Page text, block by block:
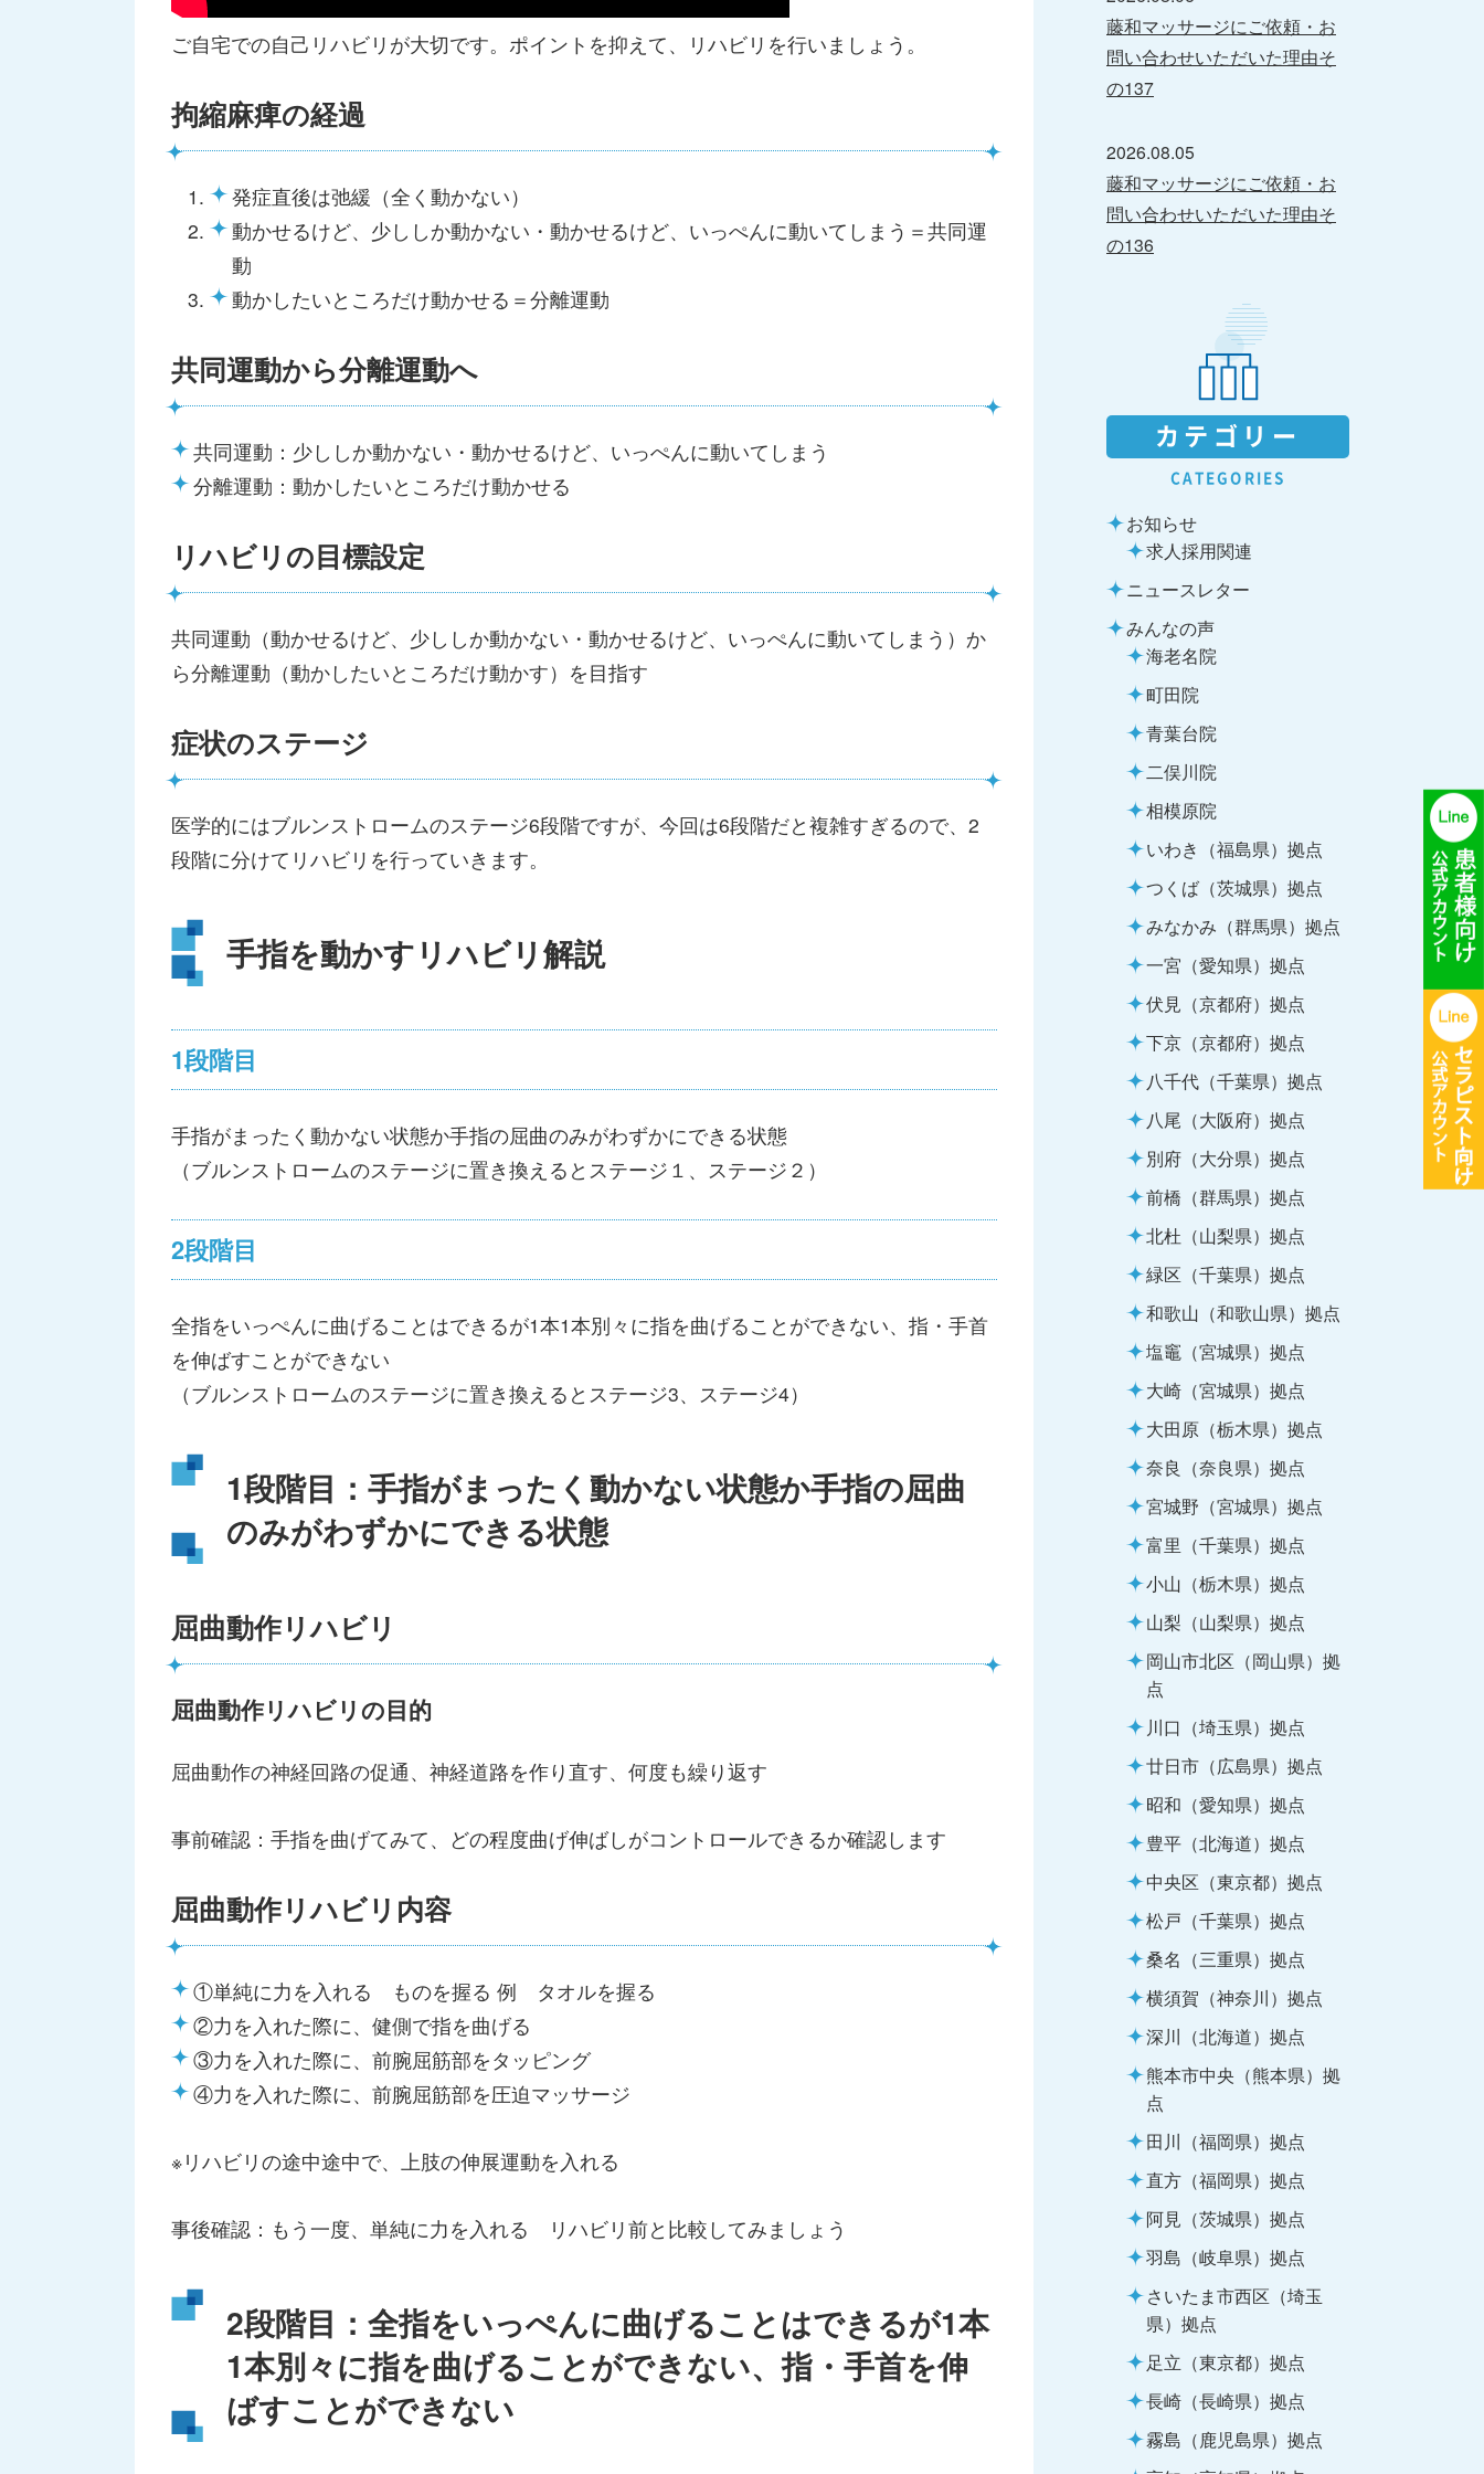
ご自宅での自己リハビリが大切です。ポイントを抑えて、リハビリを行いましょう。
拘縮麻痺の経過
発症直後は弛緩（全く動かない）
動かせるけど、少ししか動かない・動かせるけど、いっぺんに動いてしまう＝共同運
動
動かしたいところだけ動かせる＝分離運動
共同運動から分離運動へ
共同運動：少ししか動かない・動かせるけど、いっぺんに動いてしまう
分離運動：動かしたいところだけ動かせる
リハビリの目標設定
共同運動（動かせるけど、少ししか動かない・動かせるけど、いっぺんに動いてしまう）か
ら分離運動（動かしたいところだけ動かす）を目指す
症状のステージ
医学的にはブルンストロームのステージ6段階ですが、今回は6段階だと複雑すぎるので、2
段階に分けてリハビリを行っていきます。
手指を動かすリハビリ解説
1段階目
手指がまったく動かない状態か手指の屈曲のみがわずかにできる状態
（ブルンストロームのステージに置き換えるとステージ１、ステージ２）
2段階目
全指をいっぺんに曲げることはできるが1本1本別々に指を曲げることができない、指・手首
を伸ばすことができない
（ブルンストロームのステージに置き換えるとステージ3、ステージ4）
1段階目：手指がまったく動かない状態か手指の屈曲
のみがわずかにできる状態
屈曲動作リハビリ
屈曲動作リハビリの目的
屈曲動作の神経回路の促通、神経道路を作り直す、何度も繰り返す
事前確認：手指を曲げてみて、どの程度曲げ伸ばしがコントロールできるか確認します
屈曲動作リハビリ内容
①単純に力を入れる ものを握る 例 タオルを握る
②力を入れた際に、健側で指を曲げる
③力を入れた際に、前腕屈筋部をタッピング
④力を入れた際に、前腕屈筋部を圧迫マッサージ
※リハビリの途中途中で、上肢の伸展運動を入れる
事後確認：もう一度、単純に力を入れる リハビリ前と比較してみましょう
2段階目：全指をいっぺんに曲げることはできるが1本
1本別々に指を曲げることができない、指・手首を伸
ばすことができない
藤和マッサージにご依頼・お
問い合わせいただいた理由そ
の137
2026.08.05
藤和マッサージにご依頼・お
問い合わせいただいた理由そ
の136
カテゴリー
CATEGORIES
お知らせ
求人採用関連
ニュースレター
みんなの声
海老名院
町田院
青葉台院
二俣川院
相模原院
いわき（福島県）拠点
つくば（茨城県）拠点
みなかみ（群馬県）拠点
一宮（愛知県）拠点
伏見（京都府）拠点
下京（京都府）拠点
八千代（千葉県）拠点
八尾（大阪府）拠点
別府（大分県）拠点
前橋（群馬県）拠点
北杜（山梨県）拠点
緑区（千葉県）拠点
和歌山（和歌山県）拠点
塩竈（宮城県）拠点
大崎（宮城県）拠点
大田原（栃木県）拠点
奈良（奈良県）拠点
宮城野（宮城県）拠点
富里（千葉県）拠点
小山（栃木県）拠点
山梨（山梨県）拠点
岡山市北区（岡山県）拠
点
川口（埼玉県）拠点
廿日市（広島県）拠点
昭和（愛知県）拠点
豊平（北海道）拠点
中央区（東京都）拠点
松戸（千葉県）拠点
桑名（三重県）拠点
横須賀（神奈川）拠点
深川（北海道）拠点
熊本市中央（熊本県）拠
点
田川（福岡県）拠点
直方（福岡県）拠点
阿見（茨城県）拠点
羽島（岐阜県）拠点
さいたま市西区（埼玉
県）拠点
足立（東京都）拠点
長崎（長崎県）拠点
霧島（鹿児島県）拠点